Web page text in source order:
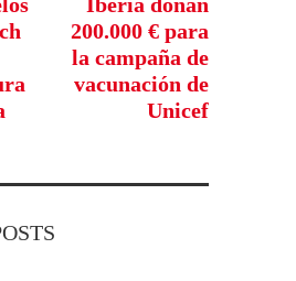
200.000 € para
la campaña de
vacunación de
Unicef